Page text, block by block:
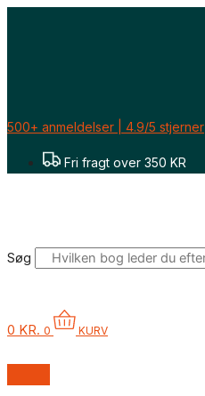
Gå
500+ anmeldelser | 4.9/5 stjerner
Fri fragt over 350 KR
Søg
0 KR. 0 KURV
Sorteret